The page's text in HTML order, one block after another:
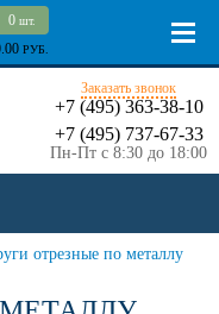
0 шт.
РУБ.
Заказать звонок
+7 (495) 363-38-10
+7 (495) 737-67-33
Пн-Пт с 8:30 до 18:00
отрезные по металлу